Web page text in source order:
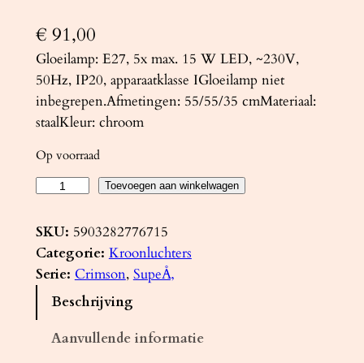
€ 91,00
Gloeilamp: E27, 5x max. 15 W LED, ~230V,
50Hz, IP20, apparaatklasse IGloeilamp niet
inbegrepen.Afmetingen: 55/55/35 cmMateriaal:
staalKleur: chroom
Op voorraad
o
o
n
Toevoegen aan winkelwagen
SKU: 5903282776715
Categorie: Kroonluchters
Serie: Crimson, SupeÅ‚
Beschrijving
Aanvullende informatie